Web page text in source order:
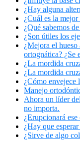
¿Hay alguna
¿Cuál es la
¿Qué sabemos
¿Son útiles los
¿Mejora el
ortognática? ¿Se
¿La mordida
¿La mordida
¿Cómo envejece
Manejo
Ahora un líder
no importa.
¿Erupcionará
¿Hay que
¿Sirve de algo